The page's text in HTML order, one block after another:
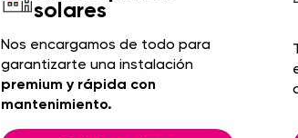
solares
Nos encargamos de todo para
garantizarte una instalación
premium y rápida con
mantenimiento.